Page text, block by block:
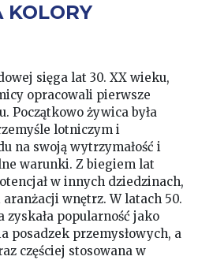
KOLORY
sięga lat 30. XX wieku,
opracowali pierwsze
Początkowo żywica była
lotniczym i
na swoją wytrzymałość i
warunki. Z biegiem lat
w innych dziedzinach,
wnętrz. W latach 50.
zyskała popularność jako
posadzek przemysłowych, a
częściej stosowana w